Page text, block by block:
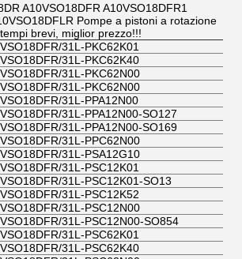
A10VSO18DFR A10VSO18DFR1
Pompe a pistoni a rotazione
brevi, miglior prezzo!!!
31L-PKC62K01
31L-PKC62K40
31L-PKC62N00
31L-PKC62N00
31L-PPA12N00
31L-PPA12N00-SO127
31L-PPA12N00-SO169
31L-PPC62N00
31L-PSA12G10
31L-PSC12K01
31L-PSC12K01-SO13
31L-PSC12K52
31L-PSC12N00
31L-PSC12N00-SO854
31L-PSC62K01
31L-PSC62K40